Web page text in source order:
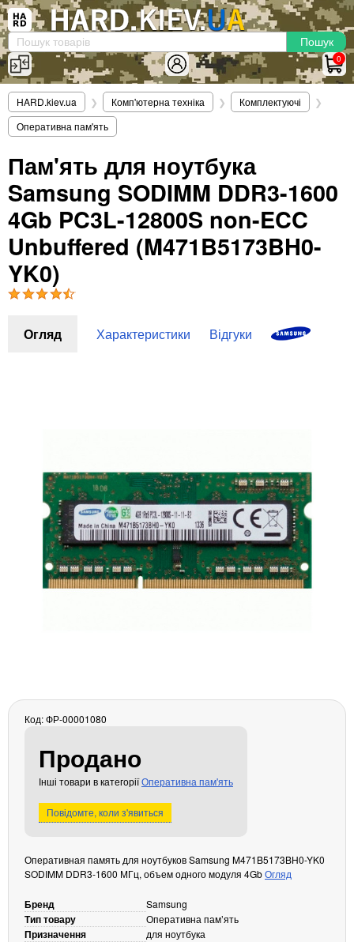
0
Вхід|Реєстрація×
(097)-938-03-73 Telegram WhatsApp
HARD.KIEV.UA
Послуги
Повернення / Обмін
Комп'ютери
Моноблоки
Персональні комп'ютери
Сервери
Комплектуючі
Оперативна пам'ять
Блоки живлення
Контролери RAID
Кулери та системи охолодження
Корпуси
Кошики та салазки для жорстких дисків
Рейки та кріплення
Кабелі та роз'єми
Аксесуари
Хаби і кардридери
Павербанки
Аксесуари для ноутбуків
Акумулятори
Периферійні пристрої
HARD.kiev.ua ❯ Комп'ютерна техніка ❯ Комплектуючі
❯
Оперативна пам'ять
Пам'ять для ноутбука
Samsung SODIMM DDR3-1600
4Gb PC3L-12800S non-ECC
Unbuffered (M471B5173BH0-
YK0)
Огляд Характеристики Відгуки
Код: ФР-00001080
Продано
Інші товари в категоріїОперативна пам'ять
Повідомте, коли з'явиться
Оперативная память для ноутбуков Samsung M471B5173BH0-YK0
SODIMM DDR3-1600 МГц, объем одного модуля 4GbОгляд
Бренд Samsung
Тип товару Оперативна памʼять
Призначення для ноутбука